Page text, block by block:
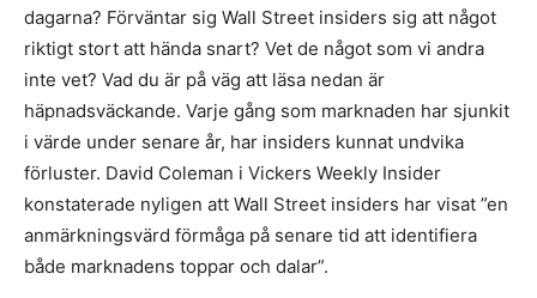
dagarna? Förväntar sig Wall Street insiders sig att något
riktigt stort att hända snart? Vet de något som vi andra
inte vet? Vad du är på väg att läsa nedan är
häpnadsväckande. Varje gång som marknaden har sjunkit
i värde under senare år, har insiders kunnat undvika
förluster. David Coleman i Vickers Weekly Insider
konstaterade nyligen att Wall Street insiders har visat ”en
anmärkningsvärd förmåga på senare tid att identifiera
både marknadens toppar och dalar”.